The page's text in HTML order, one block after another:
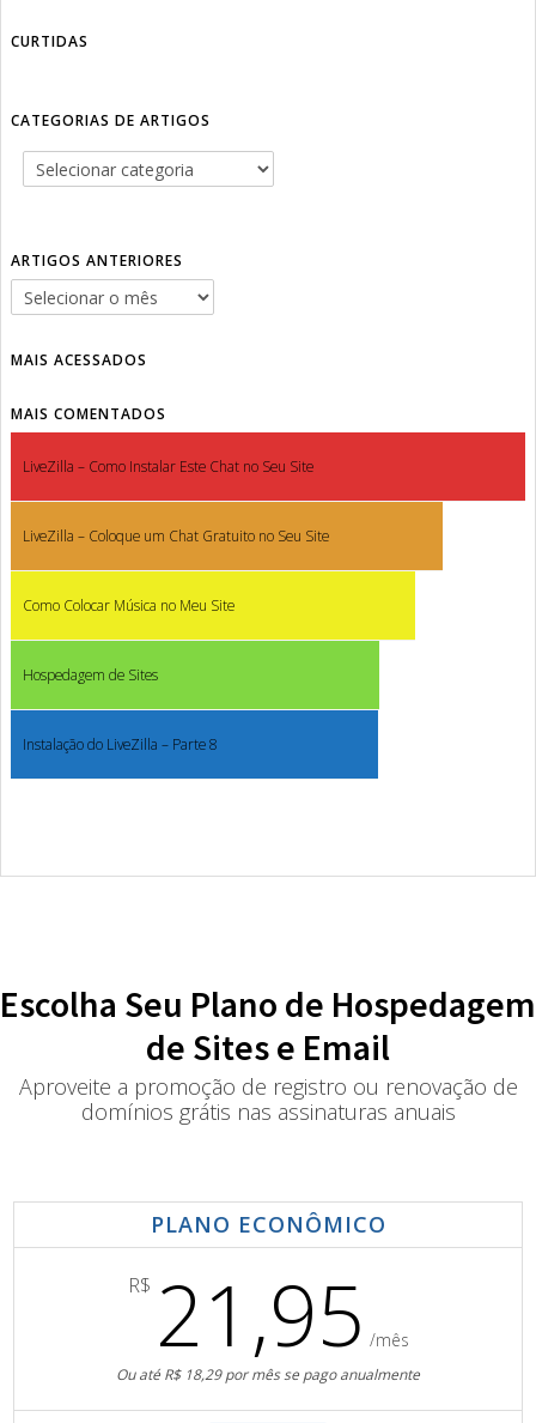
CURTIDAS
CATEGORIAS DE ARTIGOS
ARTIGOS ANTERIORES
MAIS ACESSADOS
MAIS COMENTADOS
LiveZilla – Como Instalar Este Chat no Seu Site
LiveZilla – Coloque um Chat Gratuito no Seu Site
Como Colocar Música no Meu Site
Hospedagem de Sites
Instalação do LiveZilla – Parte 8
Escolha Seu Plano de Hospedagem
de Sites e Email
Aproveite a promoção de registro ou renovação de
domínios grátis nas assinaturas anuais
PLANO ECONÔMICO
R$ 21,95 /mês
Ou até R$ 18,29 por mês se pago anualmente